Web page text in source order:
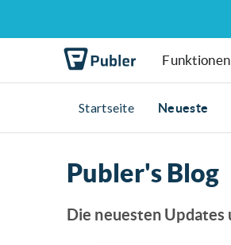
Funktionen
Startseite Neueste
Publer's Blog
Die neuesten Updates